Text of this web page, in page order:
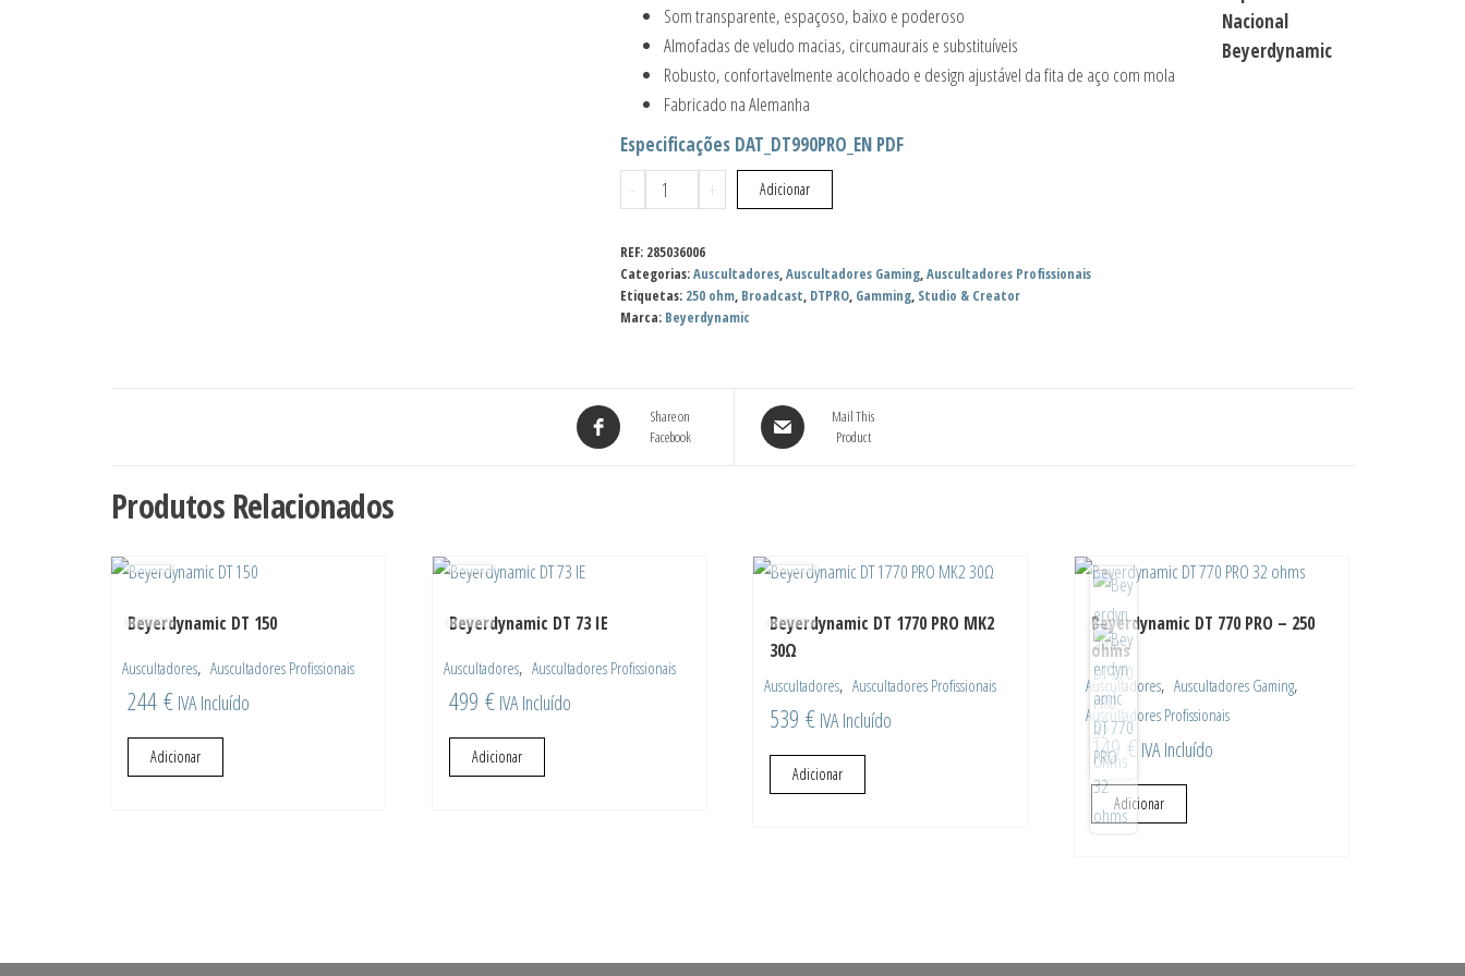
Som transparente, espaçoso, baixo e poderoso
Almofadas de veludo macias, circumaurais e substituíveis
Robusto, confortavelmente acolchoado e design ajustável da fita de aço com mola
Fabricado na Alemanha
Especificações DAT_DT990PRO_EN PDF
-
Quantidade
de
Beyerdynamic
DT
990
PRO
+ Adicionar
REF: 285036006
Categorias:Auscultadores,Auscultadores Gaming,Auscultadores Profissionais
Etiquetas: 250 ohm, Broadcast, DTPRO, Gamming, Studio & Creator
Marca: Beyerdynamic
Share on
Facebook
Mail This
Product
Produtos Relacionados
Beyerdynamic DT 150
Auscultadores, Auscultadores Profissionais
244 € IVA Incluído
Adicionar
Beyerdynamic DT 73 IE
Auscultadores, Auscultadores Profissionais
499 € IVA Incluído
Adicionar
Beyerdynamic DT 1770 PRO MK2
30Ω
Auscultadores, Auscultadores Profissionais
539€ IVA Incluído
Adicionar
Beyerdynamic DT 770 PRO – 250
ohms
Auscultadores, Auscultadores Gaming,
Auscultadores Profissionais
149€ IVA Incluído
Adicionar